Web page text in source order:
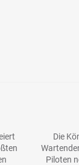
Die
Piloten